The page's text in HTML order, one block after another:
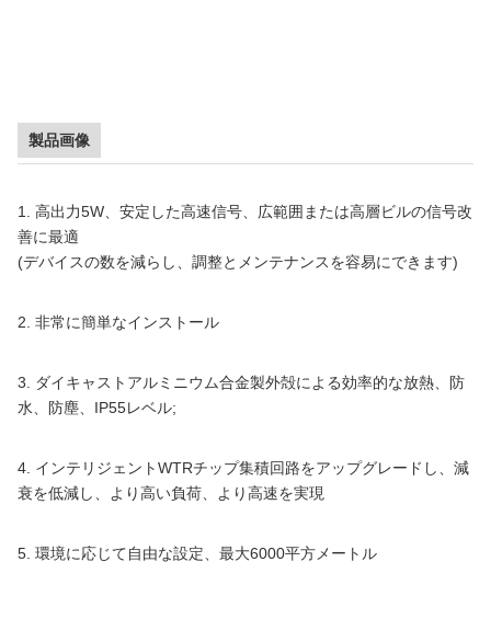
製品画像
1. 高出力5W、安定した高速信号、広範囲または高層ビルの信号改
善に最適
(デバイスの数を減らし、調整とメンテナンスを容易にできます)
2. 非常に簡単なインストール
3. ダイキャストアルミニウム合金製外殻による効率的な放熱、防
水、防塵、IP55レベル;
4. インテリジェントWTRチップ集積回路をアップグレードし、減
衰を低減し、より高い負荷、より高速を実現
5. 環境に応じて自由な設定、最大6000平方メートル